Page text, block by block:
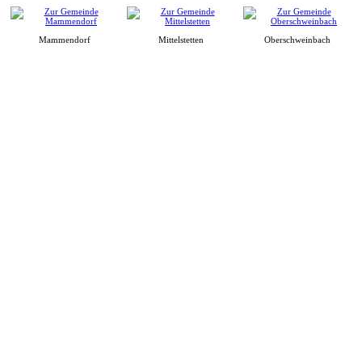
Mammendorf Mittelstetten Oberschweinbach